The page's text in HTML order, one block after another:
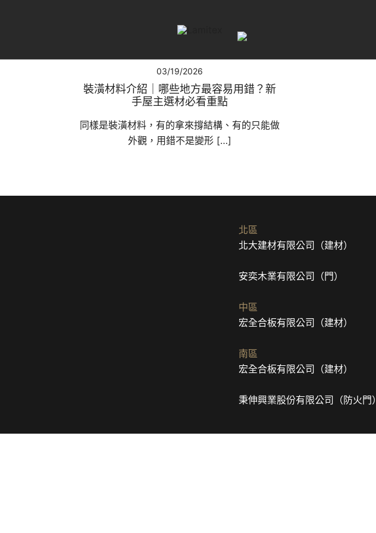
03/19/2026
裝潢材料介紹｜哪些地方最容易用錯？新
手屋主選材必看重點
同樣是裝潢材料，有的拿來撐結構、有的只能做
外觀，用錯不是變形 […]
北區
北大建材有限公司（建材）
安奕木業有限公司（門）
中區
宏全合板有限公司（建材）
南區
宏全合板有限公司（建材）
秉伸興業股份有限公司（防火門）